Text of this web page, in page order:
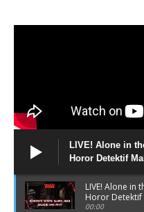
LIVE! Alone in
Horor Detektif
LIVE! Alone in
Horor Detektif
00:00